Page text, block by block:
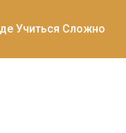
Учиться Сложно